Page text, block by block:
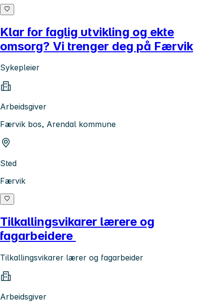
Klar for faglig utvikling og ekte
omsorg? Vi trenger deg på Færvik
Sykepleier
Arbeidsgiver
Færvik bos, Arendal kommune
Sted
Færvik
Tilkallingsvikarer lærere og
fagarbeidere
Tilkallingsvikarer lærer og fagarbeider
Arbeidsgiver